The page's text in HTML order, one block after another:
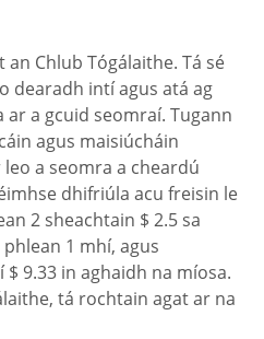
Chlub Tógálaithe. Tá sé
dearadh intí agus atá ag
a gcuid seomraí. Tugann
agus maisiúcháin
a seomra a cheardú
dhifriúla acu freisin le
2 sheachtain $ 2.5 sa
1 mhí, agus
9.33 in aghaidh na míosa.
tá rochtain agat ar na